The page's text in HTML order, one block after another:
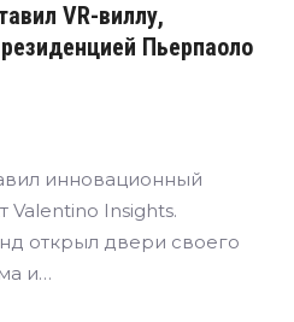
VR-виллу,
Пьерпаоло
инновационный
Valentino Insights.
открыл двери своего
и…